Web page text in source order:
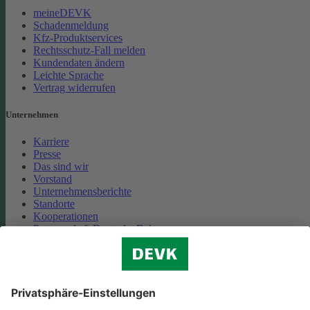
meineDEVK
Schadenmeldung
Kfz-Produktservices
Rechtsschutz-Fall melden
Kundendaten ändern
Leichte Sprache
Vertrag widerrufen
Unternehmen
Karriere
Presse
Das sind wir
Vorstand
Unternehmensberichte
Standorte
Kooperationen
Partnerschaft Deutsche Bahn